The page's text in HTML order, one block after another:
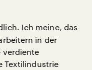
Ich meine, das
in der
verdiente
Textilindustrie